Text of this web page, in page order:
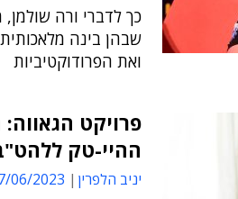
כך לדברי ורה
שבהן בינה
ואת הפרודוקטיביות
פרויקט
ההיי-טק
יניב הלפרין 2023 14:48